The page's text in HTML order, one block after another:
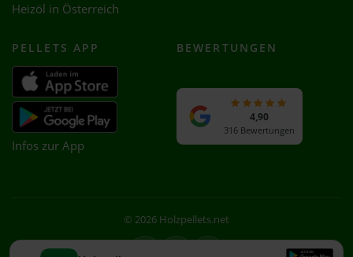
Heizöl in Österreich
PELLETS APP
Infos zur App
BEWERTUNGEN
4,90
316 Bewertungen
© 2026 Holzpellets.net